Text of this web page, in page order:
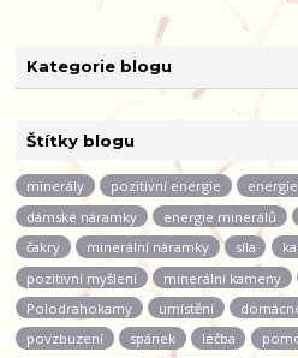
Kategorie blogu
Štítky blogu
minerály pozitivní energie energie
dámské náramky
energie minerálů
čakry
minerální náramky síla
pozitivní myšlení
minerální kameny
Polodrahokamy
umístění
povzbuzení
spánek léčba